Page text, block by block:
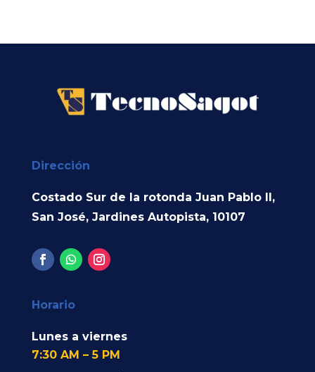
Dirección
Costado Sur de la rotonda Juan Pablo II,
San José, Jardines Autopista, 10107
Horario
Lunes a viernes
7:30 AM – 5 PM